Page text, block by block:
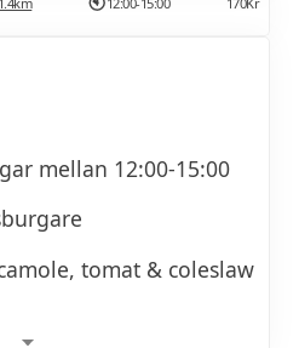
mellan 12:00-15:00
tomat & coleslaw